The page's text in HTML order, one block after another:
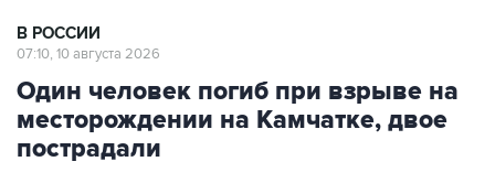
В РОССИИ
07:10, 10 августа 2026
Один человек погиб при взрыве на
месторождении на Камчатке, двое
пострадали